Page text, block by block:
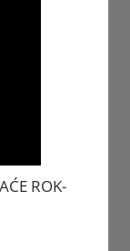
ROK-